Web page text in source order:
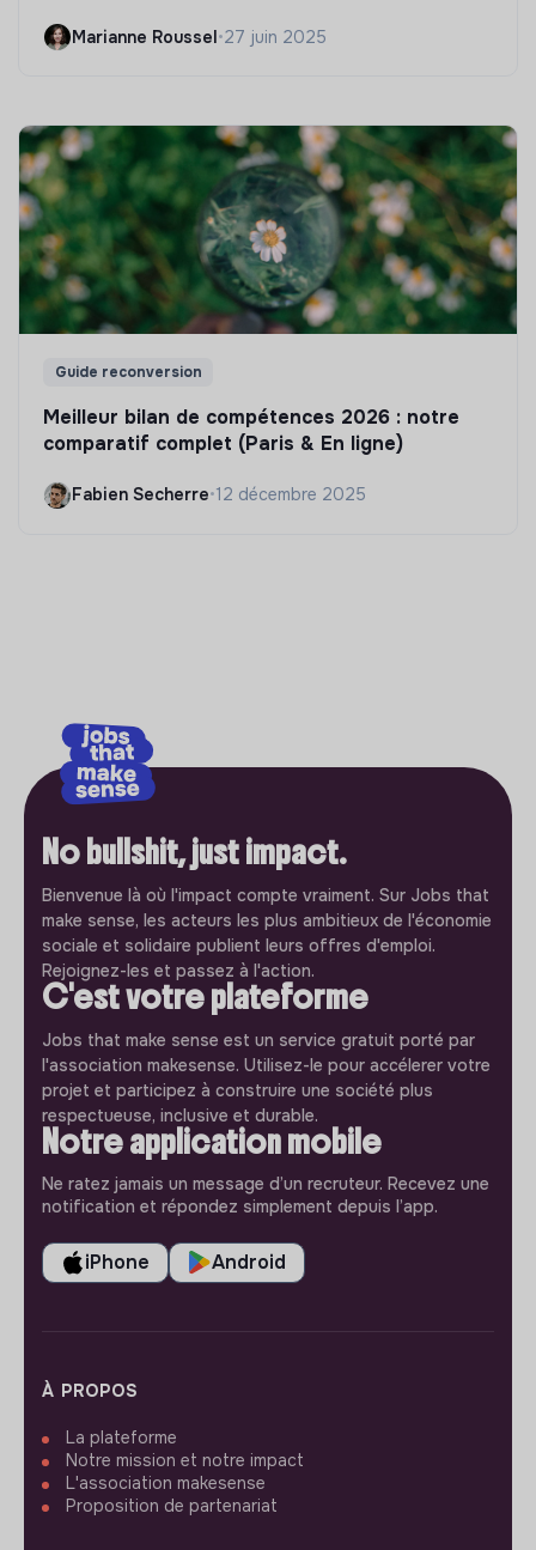
Marianne Roussel•27 juin 2025
Guide reconversion
Meilleur bilan de compétences 2026 : notre
comparatif complet (Paris & En ligne)
Fabien Secherre•12 décembre 2025
No bullshit, just impact.
Bienvenue là où l'impact compte vraiment. Sur Jobs that
make sense, les acteurs les plus ambitieux de l'économie
sociale et solidaire publient leurs offres d'emploi.
Rejoignez-les et passez à l'action.
C'est votre plateforme
Jobs that make sense est un service gratuit porté par
l'association makesense. Utilisez-le pour accélerer votre
projet et participez à construire une société plus
respectueuse, inclusive et durable.
Notre application mobile
Ne ratez jamais un message d’un recruteur. Recevez une
notification et répondez simplement depuis l’app.
iPhone Android
À PROPOS
La plateforme
Notre mission et notre impact
L'association makesense
Proposition de partenariat